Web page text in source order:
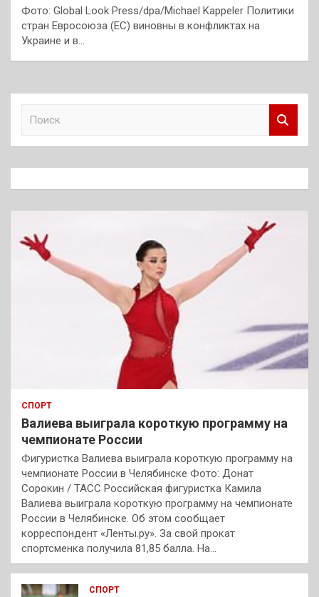
Фото: Global Look Press/dpa/Michael Kappeler Политики
стран Евросоюза (ЕС) виновны в конфликтах на
Украине и в…
к
СПОРТ
Валиева выиграла короткую программу на
чемпионате России
Фигуристка Валиева выиграла короткую программу на
чемпионате России в Челябинске Фото: Донат
Сорокин / ТАСС Российская фигуристка Камила
Валиева выиграла короткую программу на чемпионате
России в Челябинске. Об этом сообщает
корреспондент «Ленты.ру». За свой прокат
спортсменка получила 81,85 балла. На…
СПОРТ